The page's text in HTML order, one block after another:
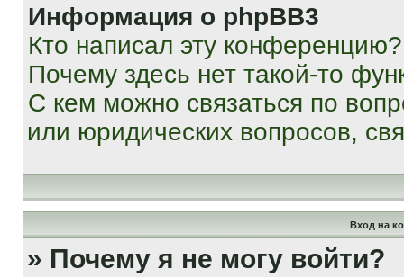
Информация о phpBB3
Кто написал эту конференцию?
Почему здесь нет такой-то
С кем можно связаться по
или юридических вопросов,
Вход на
» Почему я не могу войти?